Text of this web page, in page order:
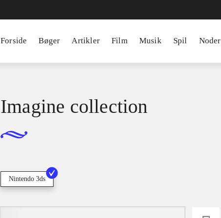
Forside Bøger Artikler Film Musik Spil Noder
Imagine collection
Nintendo 3ds